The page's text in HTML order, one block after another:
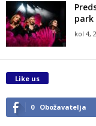
park
kol 4,
Like us
0 Obožavatelja